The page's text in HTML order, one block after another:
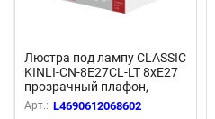
Люстра под лампу CLASSIC
KINLI-СN-8E27CL-LT 8xЕ27
прозрачный плафон,
латунный корпус IN HOME
Арт.: L4690612068602